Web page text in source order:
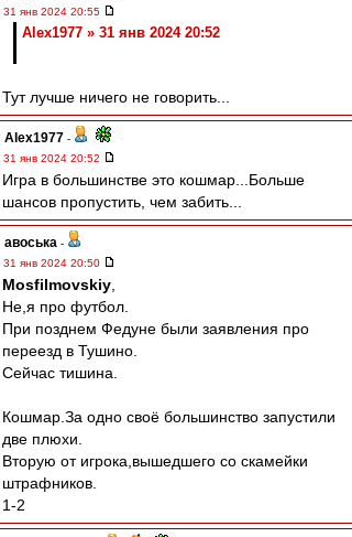
31 янв 2024 20:55
Alex1977 » 31 янв 2024 20:52
Тут лучше ничего не говорить...
Alex1977 -
31 янв 2024 20:52
Игра в большинстве это кошмар...Больше
шансов пропустить, чем забить...
авоська -
31 янв 2024 20:50
Mosfilmovskiy
Не,я про футбол.
При позднем Федуне были заявления про
переезд в Тушино.
Сейчас тишина.
Кошмар.За одно своё большинство запустили
две плюхи.
Вторую от игрока,вышедшего со скамейки
штрафников.
1-2